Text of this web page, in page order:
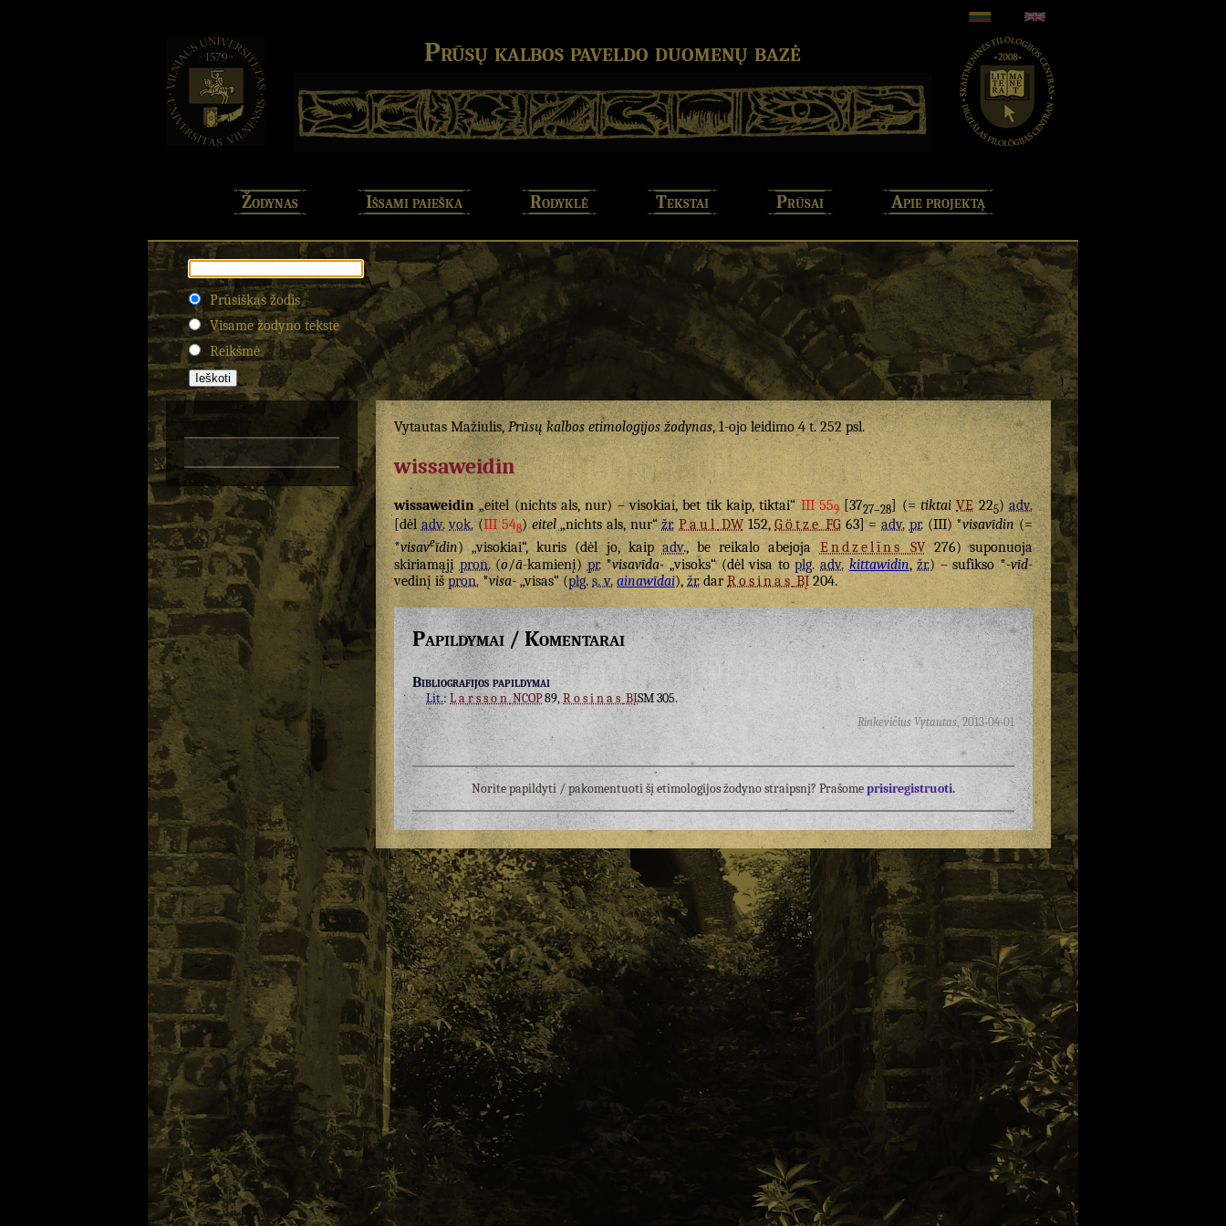
Prūsų kalbos paveldo duomenų bazė
Žodynas Išsami paieška Rodyklė Tekstai Prūsai Apie projektą
Prūsiškas žodis
Visame žodyno tekste
Reikšmė
Vytautas Mažiulis,Prūsų kalbos etimologijos žodynas, 1-ojo leidimo 4 t. 252 psl.
wissaweidin
wissaweidin„eitel (nichts als, nur) – visokiai, bet tik kaip, tiktai“III 559[3727–28] (=tiktai VE225)adv.
[dėladv. vok.(III 548)eitel„nichts als, nur“žr. PaulDW152,Götze FG63] =adv. pr.(III) *visavīdin(=
*visaveīdin) „visokiai“, kuris (dėl jo, kaipadv., be reikalo abejojaEndzelīnsSV276) suponuoja
skiriamąjįpron.(o/ā-kamienį)pr.*visavīda-„visoks“ (dėl visa toplg. adv. kittawidin,žr.) – sufikso *-vīd-
vedinį išpron.*visa-„visas“ (plg. s. v. ainawīdai), žr.darRosinasBĮ 204.
Papildymai / Komentarai
Bibliografijos papildymai
Lit.:LarssonNCOP89,Rosinas BĮSM 305.
Rinkevičius Vytautas,2013-04-01
Norite papildyti / pakomentuoti šį etimologijos žodyno straipsnį? Prašomeprisiregistruoti.